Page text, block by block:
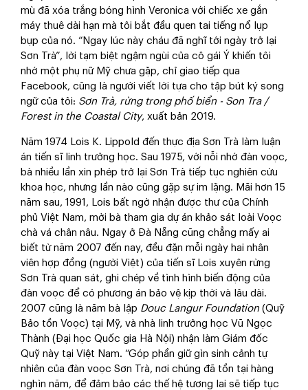
mù đã xóa trắng bóng hình Veronica với chiếc xe gắn
máy thuê dài hạn mà tôi bắt đầu quen tai tiếng nổ lụp
bụp của nó. “Ngay lúc này cháu đã nghĩ tới ngày trở lại
Sơn Trà”, lời tạm biệt ngậm ngùi của cô gái Ý khiến tôi
nhớ một phụ nữ Mỹ chưa gặp, chỉ giao tiếp qua
Facebook, cũng là người viết lời tựa cho tập bút ký song
ngữ của tôi: Sơn Trà, rừng trong phố biển - Son Tra /
Forest in the Coastal City, xuất bản 2019.
Năm 1974 Lois K. Lippold đến thực địa Sơn Trà làm luận
án tiến sĩ linh trưởng học. Sau 1975, với nỗi nhớ đàn voọc,
bà nhiều lần xin phép trở lại Sơn Trà tiếp tục nghiên cứu
khoa học, nhưng lần nào cũng gặp sự im lặng. Mãi hơn 15
năm sau, 1991, Lois bất ngờ nhận được thư của Chính
phủ Việt Nam, mời bà tham gia dự án khảo sát loài Voọc
chà vá chân nâu. Ngay ở Đà Nẵng cũng chẳng mấy ai
biết từ năm 2007 đến nay, đều đặn mỗi ngày hai nhân
viên hợp đồng (người Việt) của tiến sĩ Lois xuyên rừng
Sơn Trà quan sát, ghi chép về tình hình biến động của
đàn voọc để có phương án bảo vệ kịp thời và lâu dài.
2007 cũng là năm bà lập Douc Langur Foundation (Quỹ
Bảo tồn Voọc) tại Mỹ, và nhà linh trưởng học Vũ Ngọc
Thành (Đại học Quốc gia Hà Nội) nhận làm Giám đốc
Quỹ này tại Việt Nam. “Góp phần giữ gìn sinh cảnh tự
nhiên của đàn voọc Sơn Trà, nơi chúng đã tồn tại hàng
nghìn năm, để đảm bảo các thế hệ tương lai sẽ tiếp tục